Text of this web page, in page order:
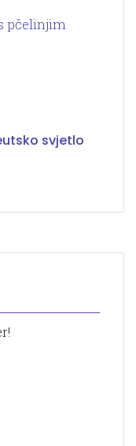
svjetlo